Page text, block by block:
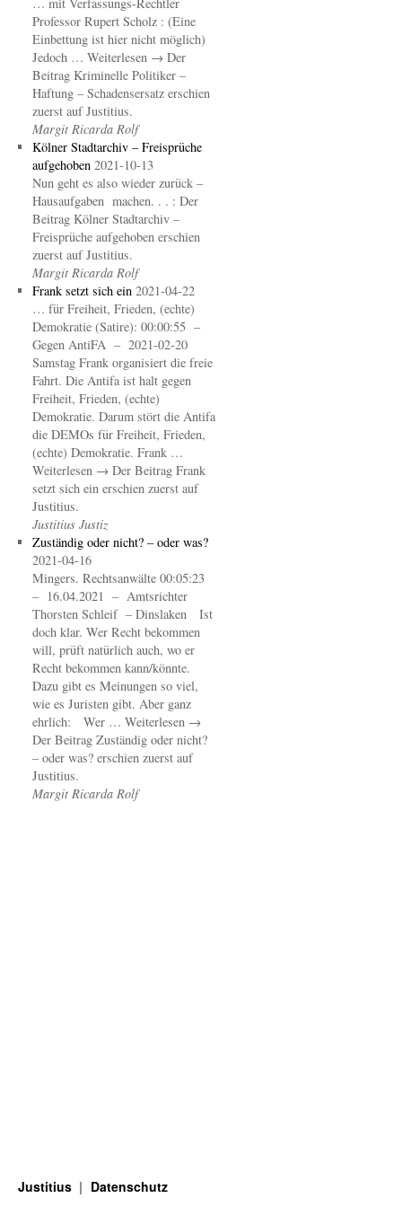
Professor Rupert Scholz : (Eine
Einbettung ist hier nicht möglich)
Jedoch … Weiterlesen → Der
Beitrag Kriminelle Politiker –
Haftung – Schadensersatz erschien
zuerst auf Justitius.
Margit Ricarda Rolf
Kölner Stadtarchiv – Freisprüche
aufgehoben 2021-10-13
Nun geht es also wieder zurück –
Hausaufgaben machen. . . : Der
Beitrag Kölner Stadtarchiv –
Freisprüche aufgehoben erschien
zuerst auf Justitius.
Margit Ricarda Rolf
Frank setzt sich ein 2021-04-22
… für Freiheit, Frieden, (echte)
Demokratie (Satire): 00:00:55 –
Gegen AntiFA – 2021-02-20
Samstag Frank organisiert die freie
Fahrt. Die Antifa ist halt gegen
Freiheit, Frieden, (echte)
Demokratie. Darum stört die Antifa
die DEMOs für Freiheit, Frieden,
(echte) Demokratie. Frank …
Weiterlesen → Der Beitrag Frank
setzt sich ein erschien zuerst auf
Justitius.
Justitius Justiz
Zuständig oder nicht? – oder was?
2021-04-16
Mingers. Rechtsanwälte 00:05:23
– 16.04.2021 – Amtsrichter
Thorsten Schleif – Dinslaken Ist
doch klar. Wer Recht bekommen
will, prüft natürlich auch, wo er
Recht bekommen kann/könnte.
Dazu gibt es Meinungen so viel,
wie es Juristen gibt. Aber ganz
ehrlich: Wer … Weiterlesen →
Der Beitrag Zuständig oder nicht?
– oder was? erschien zuerst auf
Justitius.
Margit Ricarda Rolf
Justitius Datenschutz